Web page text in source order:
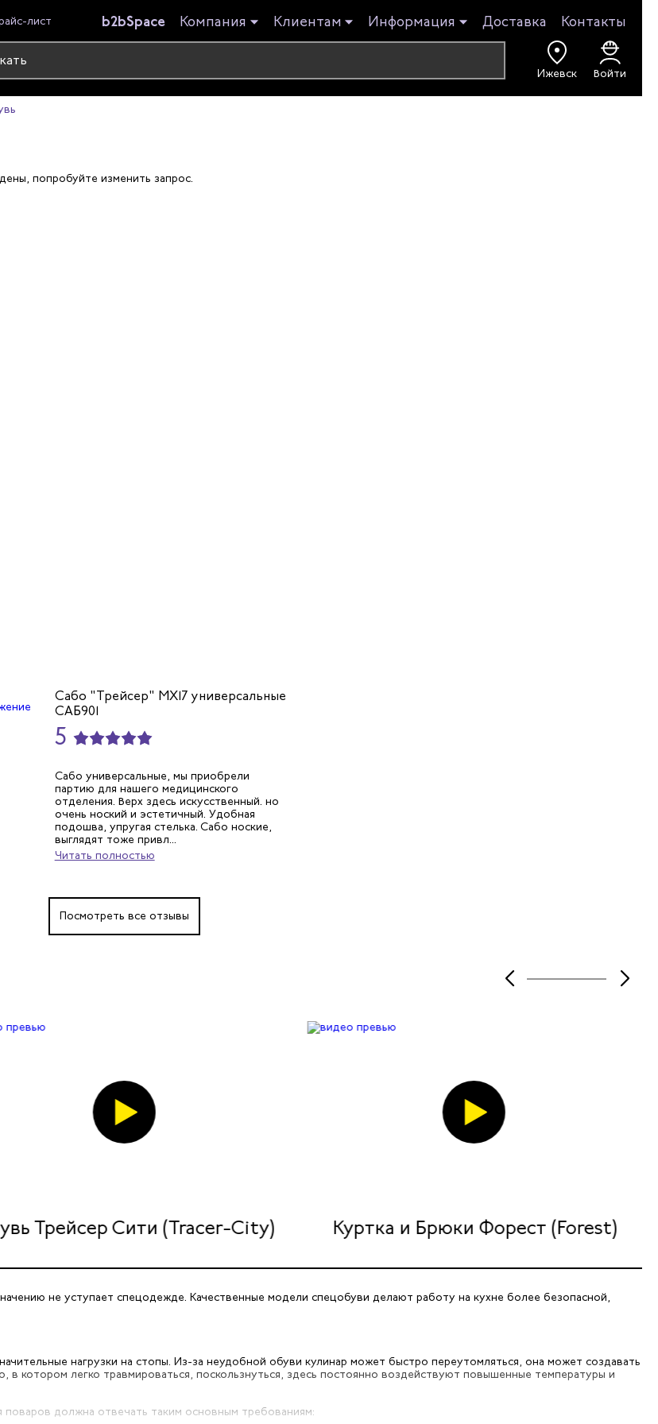
лист b2bSpace Компания Клиентам Информация Доставка Контакты
Ижевск Войти
попробуйте изменить запрос.
Сабо "Трейсер" MX17 универсальные
САБ901
5
Сабо универсальные, мы приобрели
партию для нашего медицинского
отделения. Верх здесь искусственный. но
очень ноский и эстетичный. Удобная
подошва, упругая стелька. Сабо ноские,
выглядят тоже привл...
Читать полностью
Посмотреть все отзывы
Трейсер Сити (Tracer-City) Куртка и Брюки Форест (Forest)
не уступает спецодежде. Качественные модели спецобуви делают работу на кухне более безопасной,
нагрузки на стопы. Из-за неудобной обуви кулинар может быстро переутомляться, она может создавать
котором легко травмироваться, поскользнуться, здесь постоянно воздействуют повышенные температуры и
должна отвечать таким основным требованиям: